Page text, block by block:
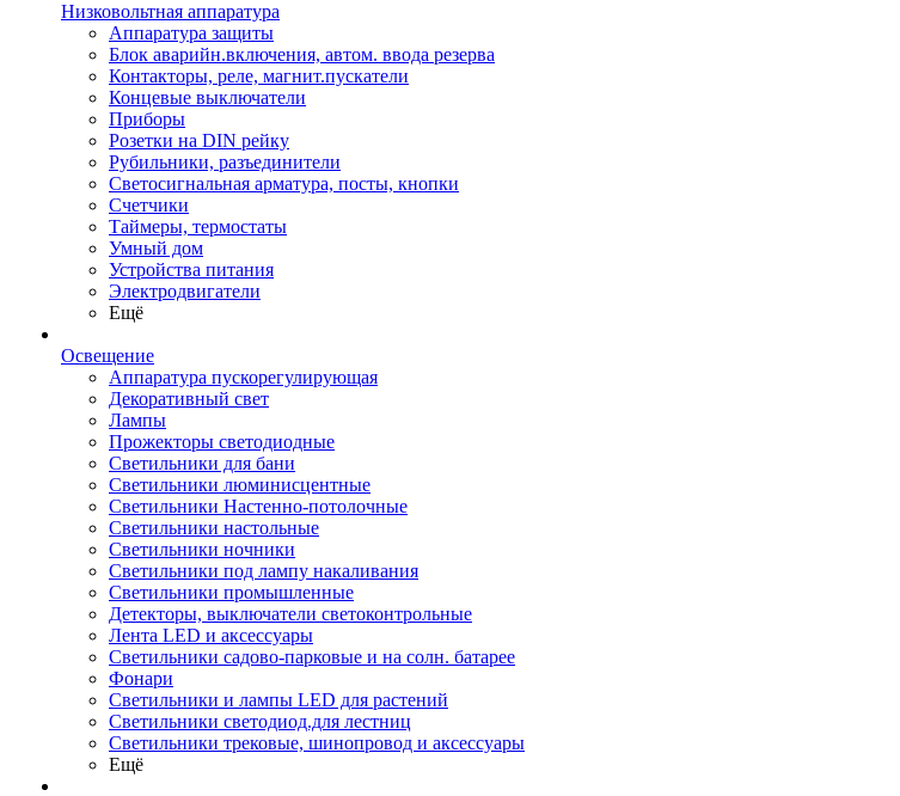
Низковольтная аппаратура
Аппаратура защиты
Блок аварийн.включения, автом. ввода резерва
Контакторы, реле, магнит.пускатели
Концевые выключатели
Приборы
Розетки на DIN рейку
Рубильники, разъединители
Светосигнальная арматура, посты, кнопки
Счетчики
Таймеры, термостаты
Умный дом
Устройства питания
Электродвигатели
Ещё
Освещение
Аппаратура пускорегулирующая
Декоративный свет
Лампы
Прожекторы светодиодные
Светильники для бани
Светильники люминисцентные
Светильники Настенно-потолочные
Светильники настольные
Светильники ночники
Светильники под лампу накаливания
Светильники промышленные
Детекторы, выключатели светоконтрольные
Лента LED и аксессуары
Светильники садово-парковые и на солн. батарее
Фонари
Светильники и лампы LED для растений
Светильники светодиод.для лестниц
Светильники трековые, шинопровод и аксессуары
Ещё